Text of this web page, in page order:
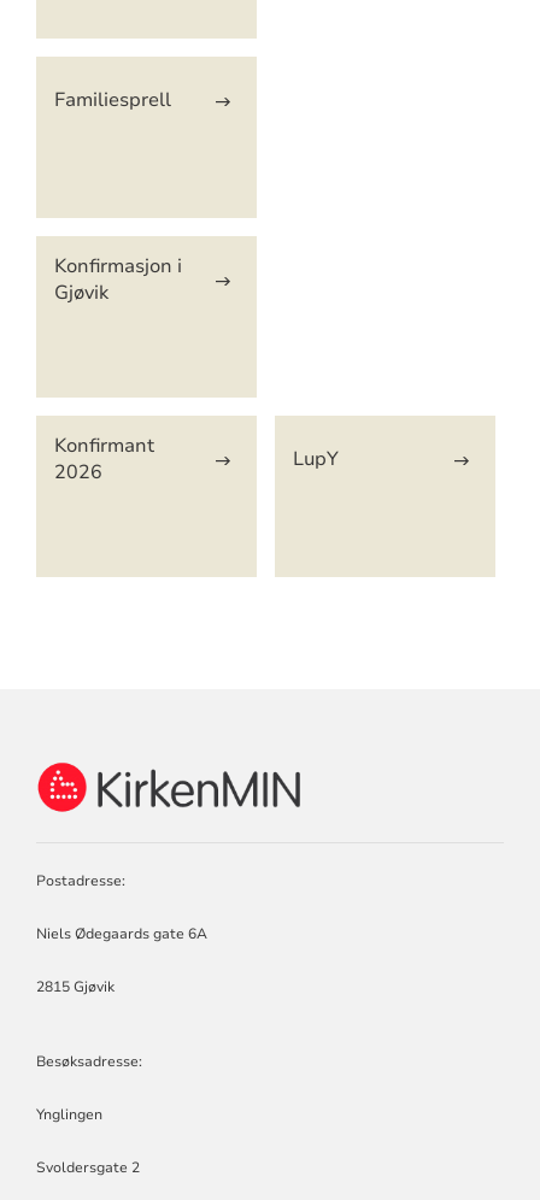
Familiesprell
Konfirmasjon i
Gjøvik
Konfirmant
2026
LupY
KONTAKTINFORMASJON
Postadresse:
Niels Ødegaards gate 6A
2815 Gjøvik
Besøksadresse:
Ynglingen
Svoldersgate 2